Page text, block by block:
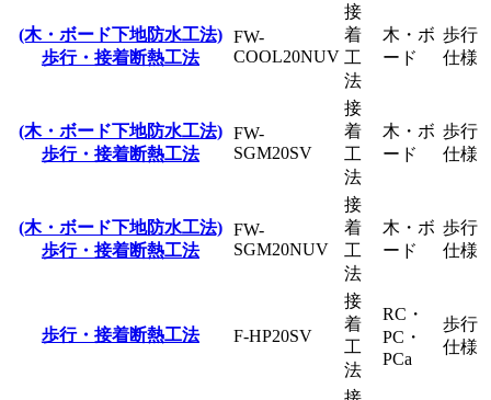
(木・ボード下地防水工法)
歩行・接着断熱工法
FW-
COOL20NUV
接
着
工
法
木・ボ
ード
歩行
仕様
(木・ボード下地防水工法)
歩行・接着断熱工法
FW-
SGM20SV
接
着
工
法
木・ボ
ード
歩行
仕様
(木・ボード下地防水工法)
歩行・接着断熱工法
FW-
SGM20NUV
接
着
工
法
木・ボ
ード
歩行
仕様
歩行・接着断熱工法 F-HP20SV
接
着
工
法
RC・
PC・
PCa
歩行
仕様